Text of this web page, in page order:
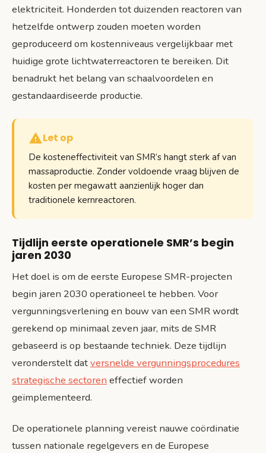
elektriciteit. Honderden tot duizenden reactoren van
hetzelfde ontwerp zouden moeten worden
geproduceerd om kostenniveaus vergelijkbaar met
huidige grote lichtwaterreactoren te bereiken. Dit
benadrukt het belang van schaalvoordelen en
gestandaardiseerde productie.
Let op
De kosteneffectiviteit van SMR’s hangt sterk af van
massaproductie. Zonder voldoende vraag blijven de
kosten per megawatt aanzienlijk hoger dan
traditionele kernreactoren.
Tijdlijn eerste operationele SMR’s begin
jaren 2030
Het doel is om de eerste Europese SMR-projecten
begin jaren 2030 operationeel te hebben. Voor
vergunningsverlening en bouw van een SMR wordt
gerekend op minimaal zeven jaar, mits de SMR
gebaseerd is op bestaande techniek. Deze tijdlijn
veronderstelt datversnelde vergunningsprocedures
strategische sectoren effectief worden
geïmplementeerd.
De operationele planning vereist nauwe coördinatie
tussen nationale regelgevers en de Europese